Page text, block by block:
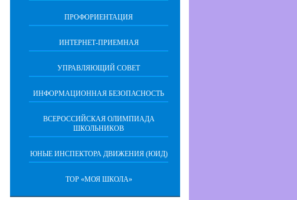
ПРОФОРИЕНТАЦИЯ
ИНТЕРНЕТ-ПРИЕМНАЯ
УПРАВЛЯЮЩИЙ СОВЕТ
ИНФОРМАЦИОННАЯ БЕЗОПАСНОСТЬ
ВСЕРОССИЙСКАЯ ОЛИМПИАДА
ШКОЛЬНИКОВ
ЮНЫЕ ИНСПЕКТОРА ДВИЖЕНИЯ (ЮИД)
ТОР «МОЯ ШКОЛА»